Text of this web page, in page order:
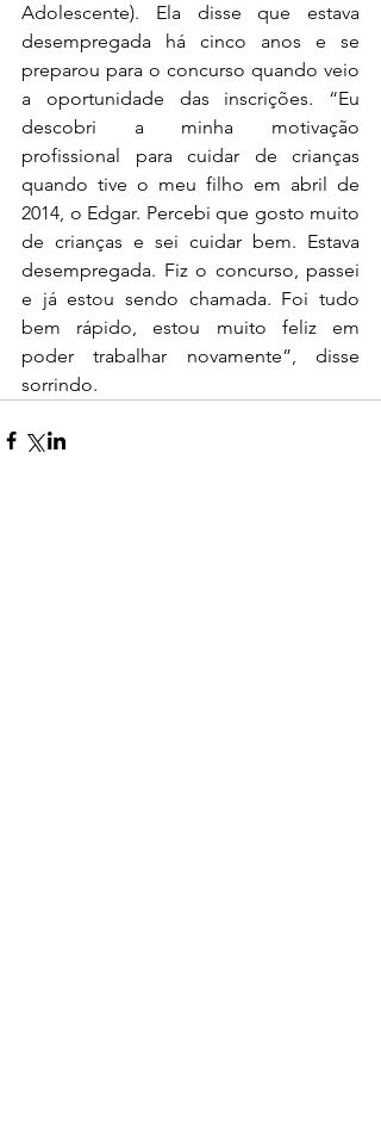
Adolescente). Ela disse que estava
desempregada há cinco anos e se
preparou para o concurso quando veio
a oportunidade das inscrições. “Eu
descobri a minha motivação
profissional para cuidar de crianças
quando tive o meu filho em abril de
2014, o Edgar. Percebi que gosto muito
de crianças e sei cuidar bem. Estava
desempregada. Fiz o concurso, passei
e já estou sendo chamada. Foi tudo
bem rápido, estou muito feliz em
poder trabalhar novamente”, disse
sorrindo.